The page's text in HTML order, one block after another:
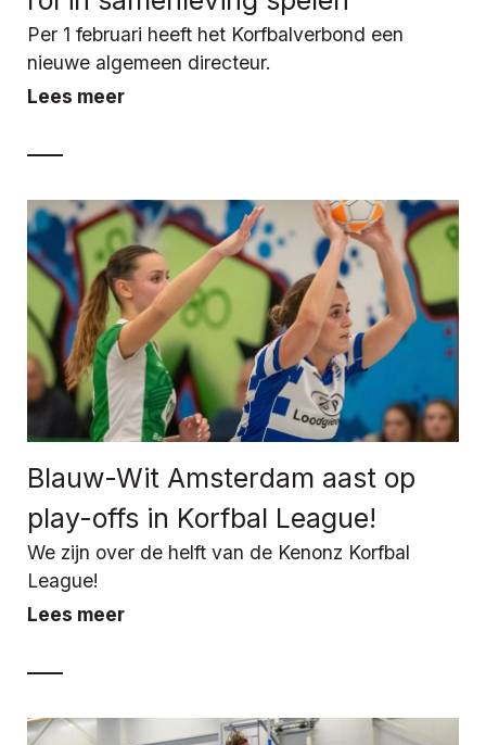
Per 1 februari heeft het Korfbalverbond een
nieuwe algemeen directeur.
Lees meer
Blauw-Wit Amsterdam aast op
play-offs in Korfbal League!
We zijn over de helft van de Kenonz Korfbal
League!
Lees meer